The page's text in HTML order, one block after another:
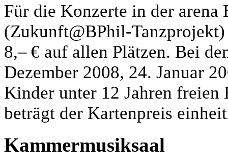
Für die Konzerte in der
(Zukunft@BPhil-
8,– € auf allen Plätzen. Bei
Dezember 2008, 24. Januar
Kinder unter 12 Jahren freien
beträgt der Kartenpreis
Kammermusiksaal